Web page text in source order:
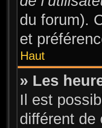
du forum).
et
Haut
» Les
Il est
différent de